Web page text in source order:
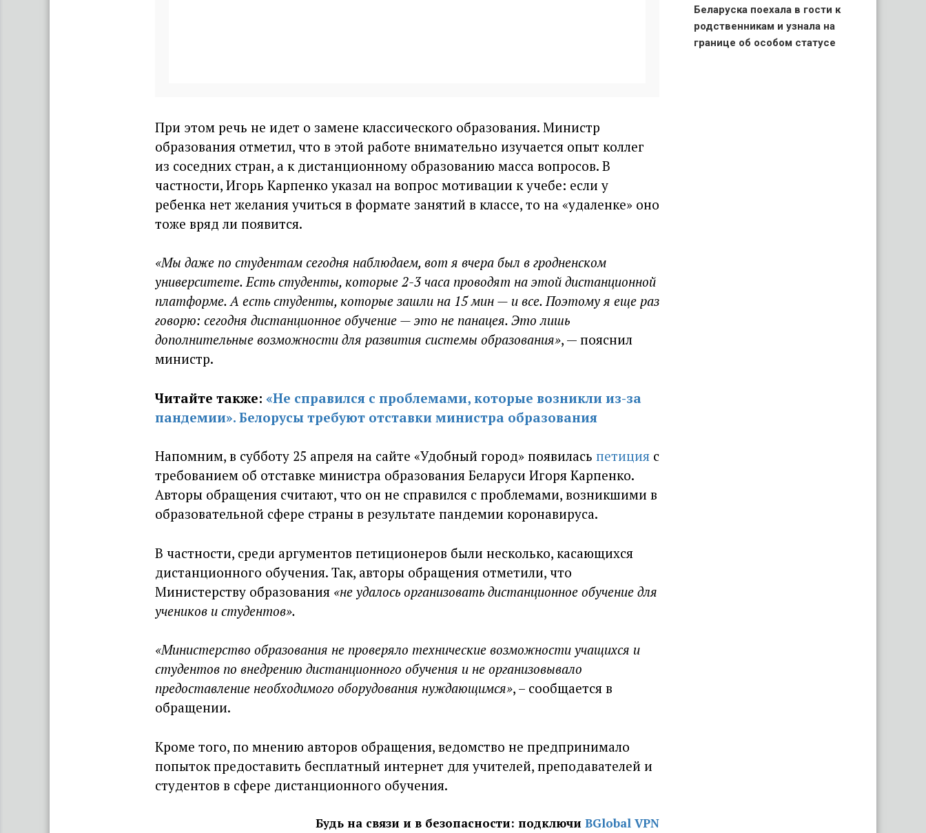
При этом речь не идет о замене классического образования. Министр
образования отметил, что в этой работе внимательно изучается опыт коллег
из соседних стран, а к дистанционному образованию масса вопросов. В
частности, Игорь Карпенко указал на вопрос мотивации к учебе: если у
ребенка нет желания учиться в формате занятий в классе, то на «удаленке» оно
тоже вряд ли появится.
«Мы даже по студентам сегодня наблюдаем, вот я вчера был в гродненском
университете. Есть студенты, которые 2-3 часа проводят на этой дистанционной
платформе. А есть студенты, которые зашли на 15 мин — и все. Поэтому я еще раз
говорю: сегодня дистанционное обучение — это не панацея. Это лишь
дополнительные возможности для развития системы образования», — пояснил
министр.
Читайте также: «Не справился с проблемами, которые возникли из-за
пандемии». Белорусы требуют отставки министра образования
Напомним, в субботу 25 апреля на сайте «Удобный город» появилась петиция с
требованием об отставке министра образования Беларуси Игоря Карпенко.
Авторы обращения считают, что он не справился с проблемами, возникшими в
образовательной сфере страны в результате пандемии коронавируса.
В частности, среди аргументов петиционеров были несколько, касающихся
дистанционного обучения. Так, авторы обращения отметили, что
Министерству образования «не удалось организовать дистанционное обучение для
учеников и студентов».
«Министерство образования не проверяло технические возможности учащихся и
студентов по внедрению дистанционного обучения и не организовывало
предоставление необходимого оборудования нуждающимся», – сообщается в
обращении.
Кроме того, по мнению авторов обращения, ведомство не предпринимало
попыток предоставить бесплатный интернет для учителей, преподавателей и
студентов в сфере дистанционного обучения.
Будь на связи и в безопасности: подключи BGlobal VPN
Беларуска поехала в гости к
родственникам и узнала на
границе об особом статусе